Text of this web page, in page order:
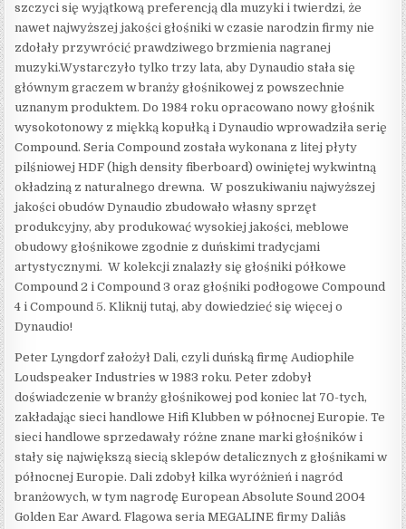
szczyci się wyjątkową preferencją dla muzyki i twierdzi, że
nawet najwyższej jakości głośniki w czasie narodzin firmy nie
zdołały przywrócić prawdziwego brzmienia nagranej
muzyki.Wystarczyło tylko trzy lata, aby Dynaudio stała się
głównym graczem w branży głośnikowej z powszechnie
uznanym produktem. Do 1984 roku opracowano nowy głośnik
wysokotonowy z miękką kopułką i Dynaudio wprowadziła serię
Compound. Seria Compound została wykonana z litej płyty
pilśniowej HDF (high density fiberboard) owiniętej wykwintną
okładziną z naturalnego drewna. W poszukiwaniu najwyższej
jakości obudów Dynaudio zbudowało własny sprzęt
produkcyjny, aby produkować wysokiej jakości, meblowe
obudowy głośnikowe zgodnie z duńskimi tradycjami
artystycznymi. W kolekcji znalazły się głośniki półkowe
Compound 2 i Compound 3 oraz głośniki podłogowe Compound
4 i Compound 5. Kliknij tutaj, aby dowiedzieć się więcej o
Dynaudio!
Peter Lyngdorf założył Dali, czyli duńską firmę Audiophile
Loudspeaker Industries w 1983 roku. Peter zdobył
doświadczenie w branży głośnikowej pod koniec lat 70-tych,
zakładając sieci handlowe Hifi Klubben w północnej Europie. Te
sieci handlowe sprzedawały różne znane marki głośników i
stały się największą siecią sklepów detalicznych z głośnikami w
północnej Europie. Dali zdobył kilka wyróżnień i nagród
branżowych, w tym nagrodę European Absolute Sound 2004
Golden Ear Award. Flagowa seria MEGALINE firmy Daliâs